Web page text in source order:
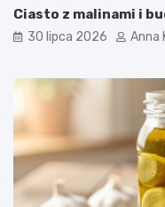
Ciasto z malinami i
30 lipca 2026 Anna